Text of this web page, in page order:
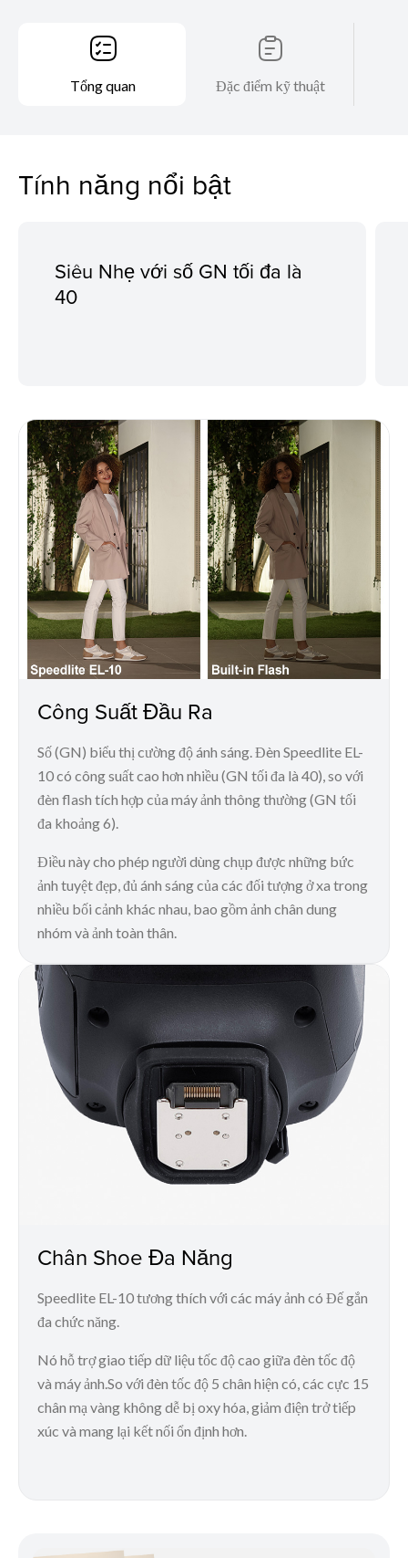
Tổng quan Đặc điểm kỹ thuật
Tính năng nổi bật
Siêu Nhẹ với số GN tối đa là
40
Công Suất Đầu Ra
Số (GN) biểu thị cường độ ánh sáng. Đèn Speedlite EL-
10 có công suất cao hơn nhiều (GN tối đa là 40), so với
đèn flash tích hợp của máy ảnh thông thường (GN tối
đa khoảng 6).
Điều này cho phép người dùng chụp được những bức
ảnh tuyệt đẹp, đủ ánh sáng của các đối tượng ở xa trong
nhiều bối cảnh khác nhau, bao gồm ảnh chân dung
nhóm và ảnh toàn thân.
Chân Shoe Đa Năng
Speedlite EL-10 tương thích với các máy ảnh có Đế gắn
đa chức năng.
Nó hỗ trợ giao tiếp dữ liệu tốc độ cao giữa đèn tốc độ
và máy ảnh.So với đèn tốc độ 5 chân hiện có, các cực 15
chân mạ vàng không dễ bị oxy hóa, giảm điện trở tiếp
xúc và mang lại kết nối ổn định hơn.